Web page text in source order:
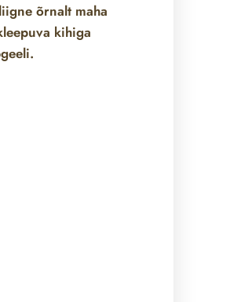
õrnalt maha
kihiga